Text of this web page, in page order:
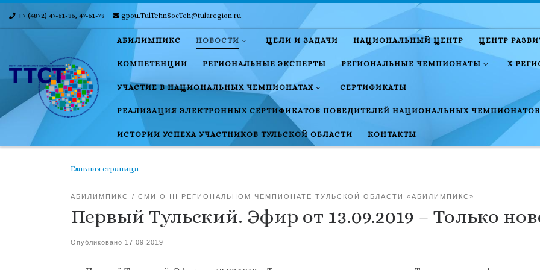
Skip to content
+7 (4872) 47-51-35, 47-51-78 gpou.TulTehnSocTeh@tularegion.ru
АБИЛИМПИКС НОВОСТИ ЦЕЛИ И ЗАДАЧИ НАЦИОНАЛЬНЫЙ ЦЕНТР ЦЕНТР
КОМПЕТЕНЦИИ РЕГИОНАЛЬНЫЕ ЭКСПЕРТЫ РЕГИОНАЛЬНЫЕ ЧЕМПИОНАТЫ X
УЧАСТИЕ В НАЦИОНАЛЬНЫХ ЧЕМПИОНАТАХ СЕРТИФИКАТЫ
РЕАЛИЗАЦИЯ ЭЛЕКТРОННЫХ СЕРТИФИКАТОВ ПОБЕДИТЕЛЕЙ НАЦИОНАЛЬНЫХ ЧЕМПИОНАТОВ
ИСТОРИИ УСПЕХА УЧАСТНИКОВ ТУЛЬСКОЙ ОБЛАСТИ КОНТАКТЫ
Главная страница
АБИЛИМПИКС СМИ О III РЕГИОНАЛЬНОМ ЧЕМПИОНАТЕ ТУЛЬСКОЙ ОБЛАСТИ «АБИЛИМПИКС»
Первый Тульский. Эфир от 13.09.2019 – Только
Опубликовано 17.09.2019